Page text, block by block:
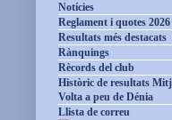
Notícies
Reglament i quotes 2026
Resultats més destacats
Rànquings
Rècords del club
Històric de resultats
Volta a peu de Dénia
Llista de correu